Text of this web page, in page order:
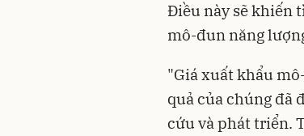
Điều này sẽ khiến
mô-đun năng
"Giá xuất khẩu
quả của chúng đã
cứu và phát triển.